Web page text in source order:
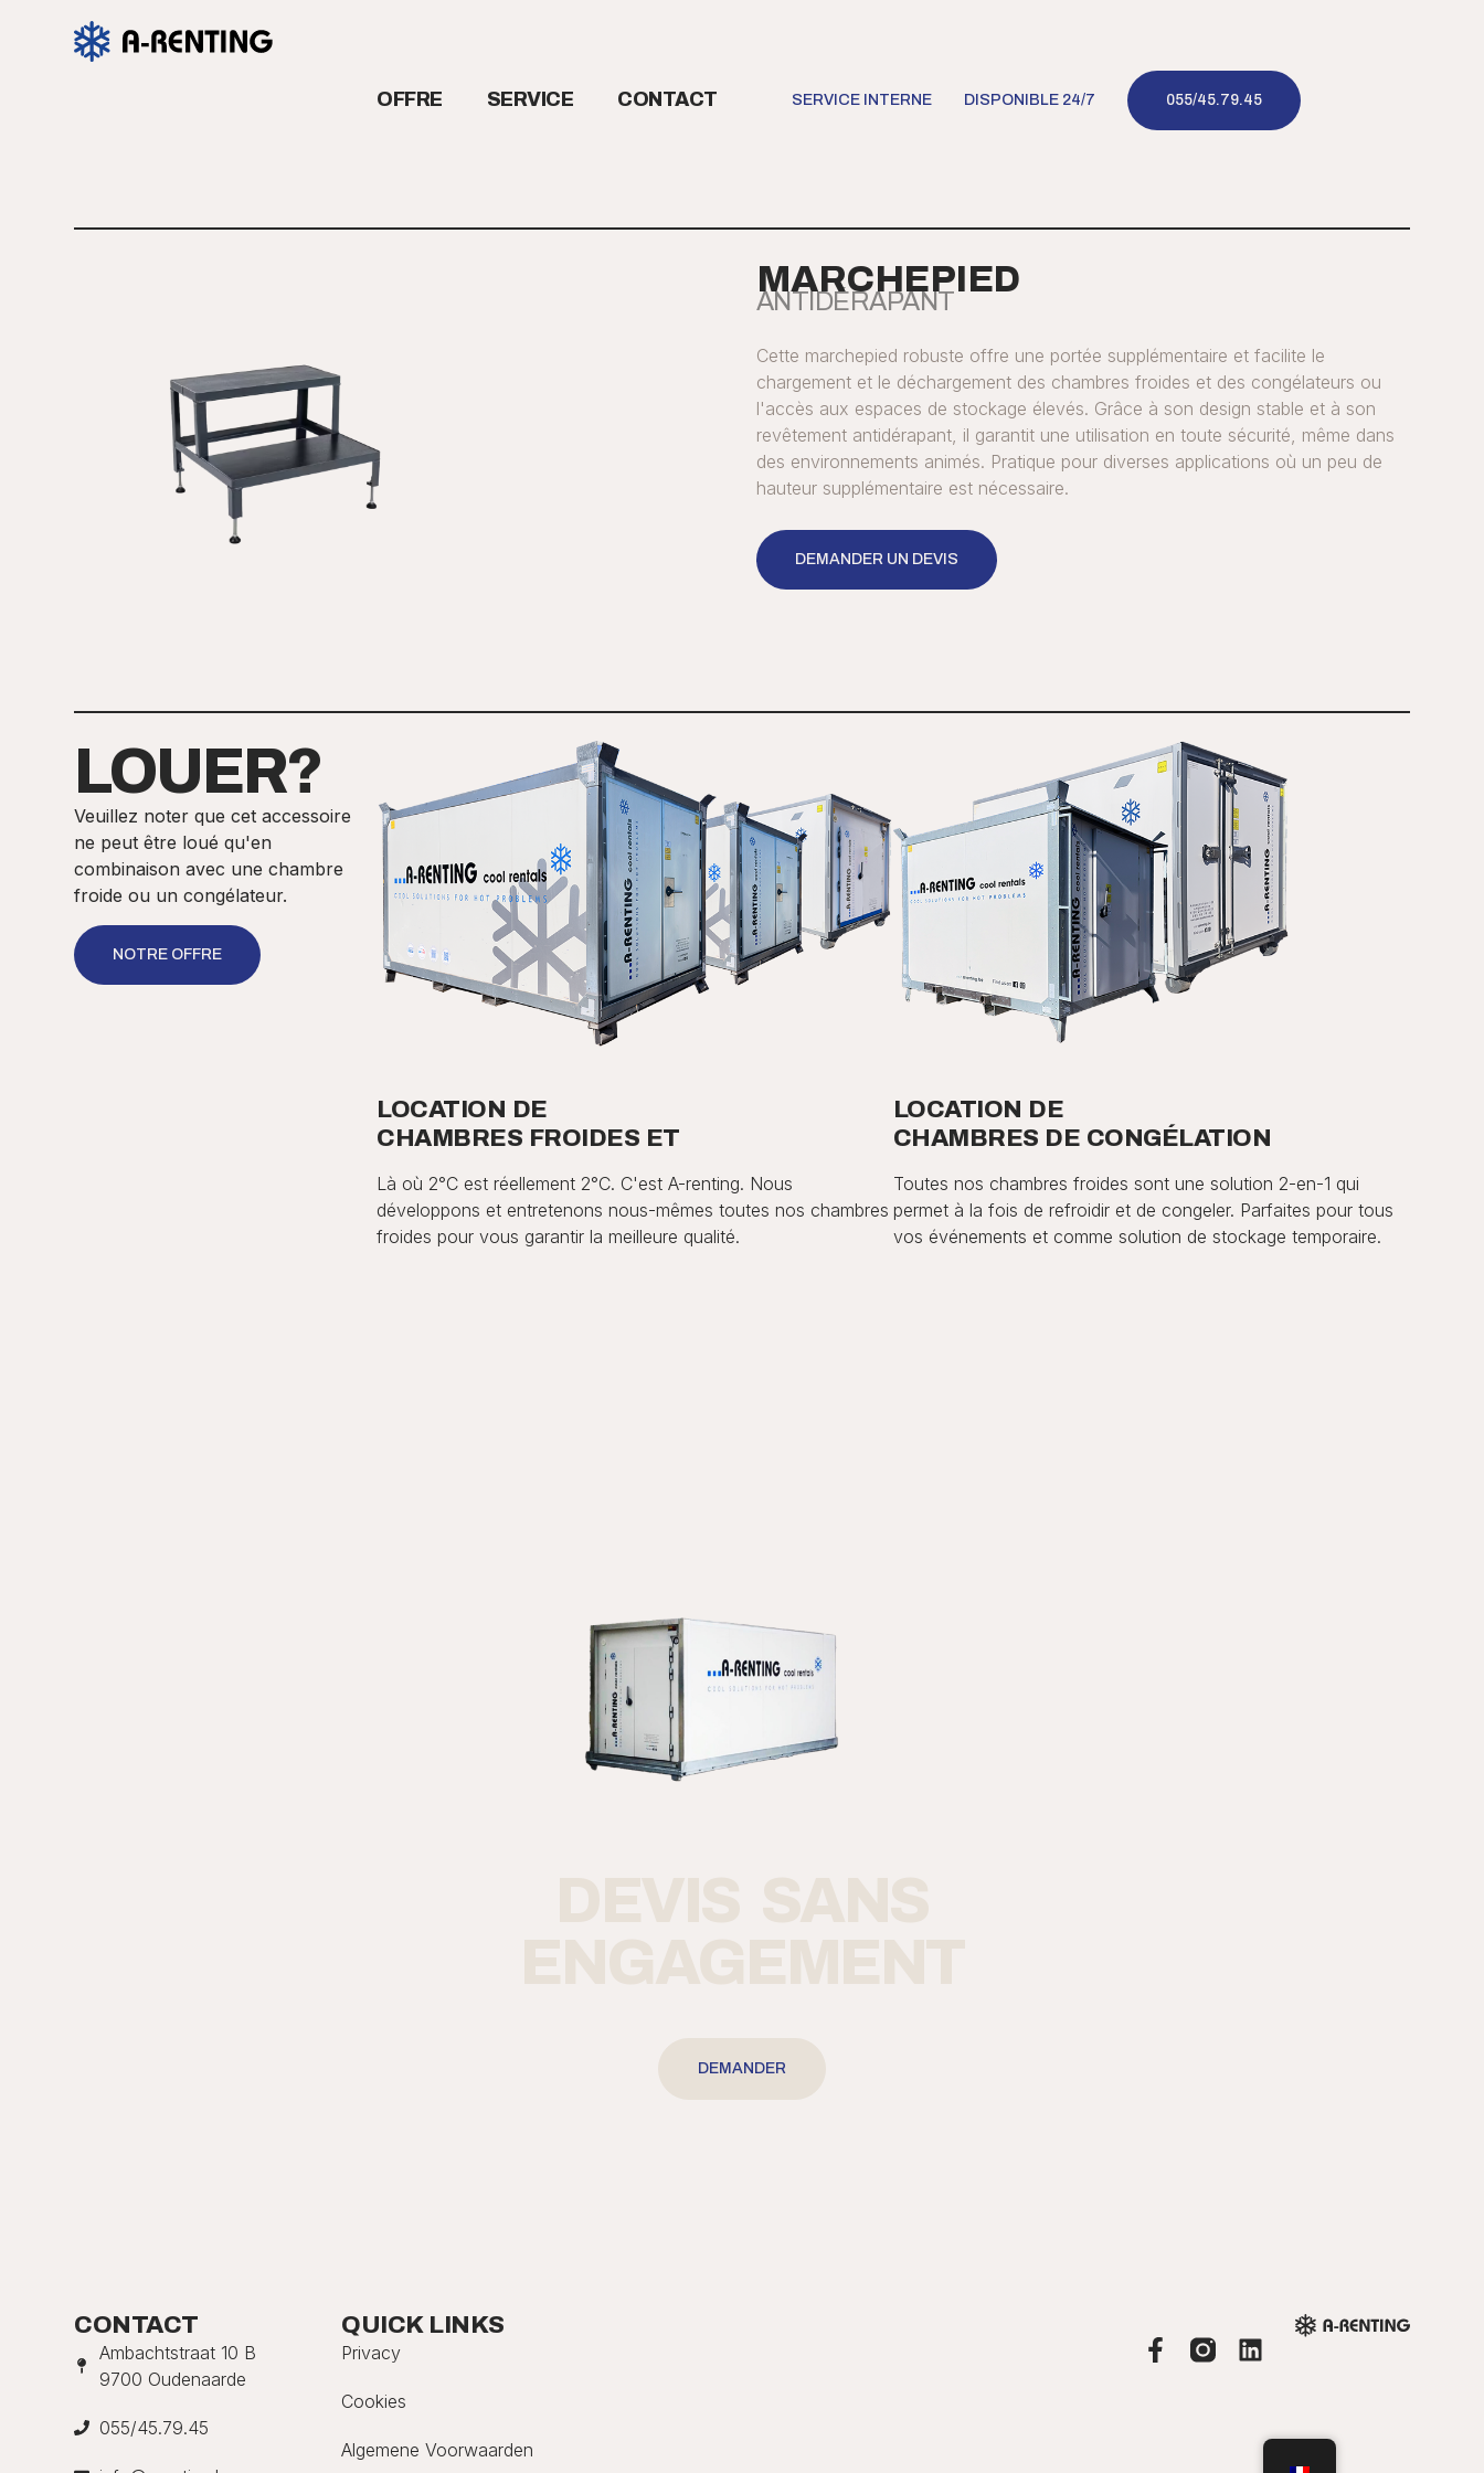
OFFRE SERVICE CONTACT SERVICE INTERNE DISPONIBLE 24/7 055/45.79.45
MARCHEPIED
ANTIDÉRAPANT
Cette marchepied robuste offre une portée supplémentaire et facilite le
chargement et le déchargement des chambres froides et des congélateurs ou
l'accès aux espaces de stockage élevés. Grâce à son design stable et à son
revêtement antidérapant, il garantit une utilisation en toute sécurité, même dans
des environnements animés. Pratique pour diverses applications où un peu de
hauteur supplémentaire est nécessaire.
DEMANDER UN DEVIS
NOTRE OFFRE
LOUER?
Veuillez noter que cet accessoire
ne peut être loué qu'en
combinaison avec une chambre
froide ou un congélateur.
LOCATION DE
CHAMBRES FROIDES ET
Là où 2°C est réellement 2°C. C'est A-renting. Nous
développons et entretenons nous-mêmes toutes nos chambres
froides pour vous garantir la meilleure qualité.
LOCATION DE
CHAMBRES DE CONGÉLATION
Toutes nos chambres froides sont une solution 2-en-1 qui
permet à la fois de refroidir et de congeler. Parfaites pour tous
vos événements et comme solution de stockage temporaire.
DEMANDER
CONTACT
Ambachtstraat 10 B
9700 Oudenaarde
055/45.79.45
QUICK LINKS
Privacy
Cookies
Algemene Voorwaarden